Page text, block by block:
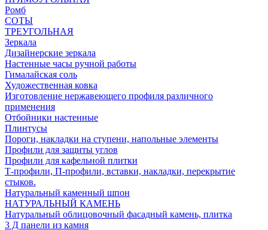
Ромб
СОТЫ
ТРЕУГОЛЬНАЯ
Зеркала
Дизайнерские зеркала
Настенные часы ручной работы
Гималайская соль
Художественная ковка
Изготовление нержавеющего профиля различного
применения
Отбойники настенные
Плинтусы
Пороги, накладки на ступени, напольные элементы
Профили для защиты углов
Профили для кафельной плитки
Т-профили, П-профили, вставки, накладки, перекрытие
стыков.
Натуральный каменный шпон
НАТУРАЛЬНЫЙ КАМЕНЬ
Натуральный облицовочный фасадный камень, плитка
3 Д панели из камня